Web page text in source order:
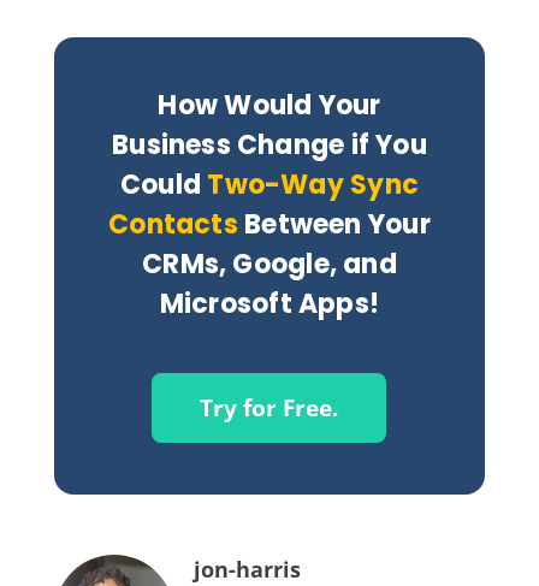
How Would Your
Business Change if You
Could Two-Way Sync
Contacts Between Your
CRMs, Google, and
Microsoft Apps!
Try for Free.
jon-harris